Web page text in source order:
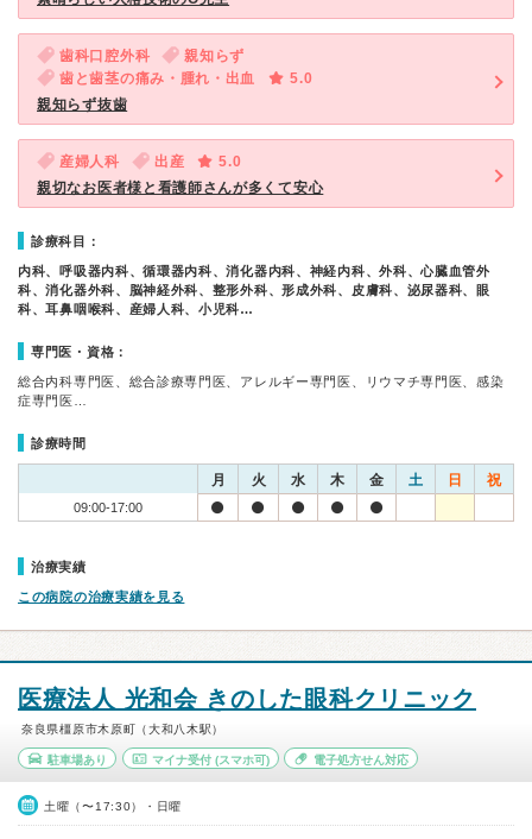
歯科口腔外科
親知らず
歯と歯茎の痛み・腫れ・出血
5.0
親知らず抜歯
産婦人科 出産
5.0
親切なお医者様と看護師さんが多くて安心
診療科目：
内科、呼吸器内科、循環器内科、消化器内科、神経内科、外科、心臓血管外
科、消化器外科、脳神経外科、整形外科、形成外科、皮膚科、泌尿器科、眼
科、耳鼻咽喉科、産婦人科、小児科…
専門医・資格：
総合内科専門医、総合診療専門医、アレルギー専門医、リウマチ専門医、感染
症専門医…
診療時間
月 火 水 木 金 土 日 祝
09:00-17:00
治療実績
この病院の治療実績を見る
医療法人 光和会 きのした眼科クリニック
奈良県橿原市木原町（大和八木駅）
駐車場あり マイナ受付(スマホ可) 電子処方せん対応
土曜（〜17:30）・日曜